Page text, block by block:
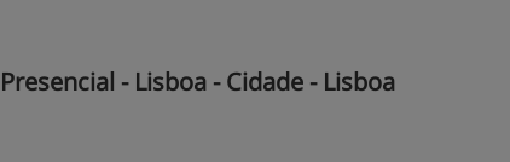
- Lisboa - Cidade - Lisboa